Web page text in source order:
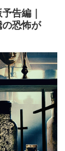
告編｜
恐怖が